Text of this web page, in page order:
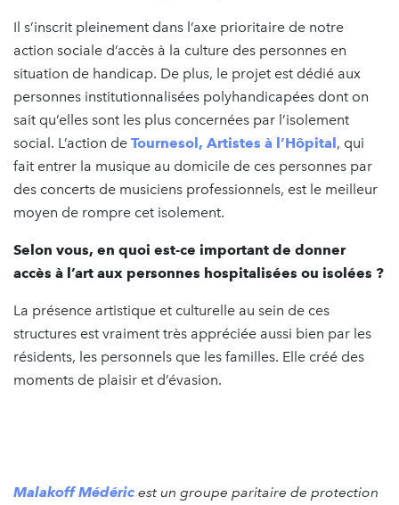
Il s’inscrit pleinement dans l’axe prioritaire de notre
action sociale d’accès à la culture des personnes en
situation de handicap. De plus, le projet est dédié aux
personnes institutionnalisées polyhandicapées dont on
sait qu’elles sont les plus concernées par l’isolement
social. L’action de Tournesol, Artistes à l’Hôpital, qui
fait entrer la musique au domicile de ces personnes par
des concerts de musiciens professionnels, est le meilleur
moyen de rompre cet isolement.
Selon vous, en quoi est-ce important de donner
accès à l’art aux personnes hospitalisées ou isolées ?
La présence artistique et culturelle au sein de ces
structures est vraiment très appréciée aussi bien par les
résidents, les personnels que les familles. Elle créé des
moments de plaisir et d’évasion.
Malakoff Médéric est un groupe paritaire de protection